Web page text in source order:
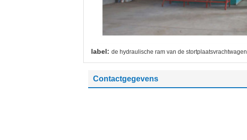
label: de hydraulische ram van de stortplaatsvrachtwagen
Contactgegevens